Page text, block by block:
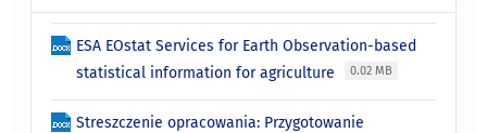
ESA EOstat Services for Earth Observation-based
statistical information for agriculture
0.02 MB
Streszczenie opracowania: Przygotowanie